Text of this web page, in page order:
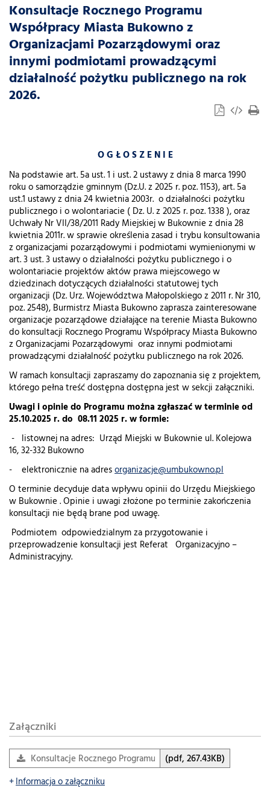
Konsultacje Rocznego Programu
Współpracy Miasta Bukowno z
Organizacjami Pozarządowymi oraz
innymi podmiotami prowadzącymi
działalność pożytku publicznego na rok
2026.
O G Ł O S Z E N I E
Na podstawie art. 5a ust. 1 i ust. 2 ustawy z dnia 8 marca 1990
roku o samorządzie gminnym (Dz.U. z 2025 r. poz. 1153), art. 5a
ust.1 ustawy z dnia 24 kwietnia 2003r. o działalności pożytku
publicznego i o wolontariacie ( Dz. U. z 2025 r. poz. 1338 ), oraz
Uchwały Nr VII/38/2011 Rady Miejskiej w Bukownie z dnia 28
kwietnia 2011r. w sprawie określenia zasad i trybu konsultowania
z organizacjami pozarządowymi i podmiotami wymienionymi w
art. 3 ust. 3 ustawy o działalności pożytku publicznego i o
wolontariacie projektów aktów prawa miejscowego w
dziedzinach dotyczących działalności statutowej tych
organizacji (Dz. Urz. Województwa Małopolskiego z 2011 r. Nr 310,
poz. 2548), Burmistrz Miasta Bukowno zaprasza zainteresowane
organizacje pozarządowe działające na terenie Miasta Bukowno
do konsultacji Rocznego Programu Współpracy Miasta Bukowno
z Organizacjami Pozarządowymi oraz innymi podmiotami
prowadzącymi działalność pożytku publicznego na rok 2026.
W ramach konsultacji zapraszamy do zapoznania się z projektem,
którego pełna treść dostępna dostępna jest w sekcji załączniki.
Uwagi i opinie do Programu można zgłaszać w terminie od
25.10.2025 r. do 08.11 2025 r. w formie:
- listownej na adres: Urząd Miejski w Bukownie ul. Kolejowa
16, 32-332 Bukowno
- elektronicznie na adresorganizacje@umbukowno.pl
O terminie decyduje data wpływu opinii do Urzędu Miejskiego
w Bukownie . Opinie i uwagi złożone po terminie zakończenia
konsultacji nie będą brane pod uwagę.
Podmiotem odpowiedzialnym za przygotowanie i
przeprowadzenie konsultacji jest Referat Organizacyjno –
Administracyjny.
Załączniki
Konsultacje Rocznego Programu Współpracy Miasta
(pdf, 267.43KB)
Informacja o załączniku